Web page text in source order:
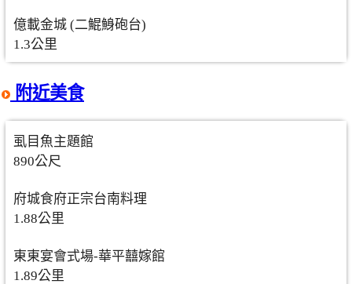
億載金城 (二鯤鯓砲台)
1.3公里
附近美食
虱目魚主題館
890公尺
府城食府正宗台南料理
1.88公里
東東宴會式場-華平囍嫁館
1.89公里